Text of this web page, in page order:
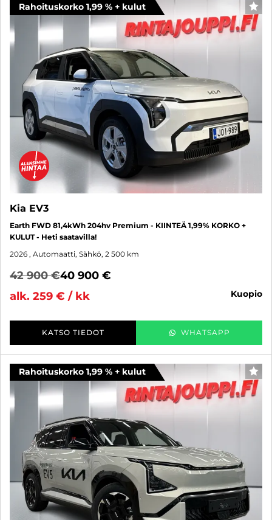
Rahoituskorko 1,99 % + kulut
Kia EV3
Earth FWD 81,4kWh 204hv Premium - KIINTEÄ 1,99% KORKO +
KULUT - Heti saatavilla!
2026 , Automaatti, Sähkö, 2 500 km
42 900 €40 900 €
alk. 259 € / kk
kuopio
KATSO TIEDOT WHATSAPP
Rahoituskorko 1,99 % + kulut